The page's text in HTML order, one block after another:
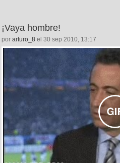
¡Vaya hombre!
por arturo_8 el 30 sep 2010, 13:17